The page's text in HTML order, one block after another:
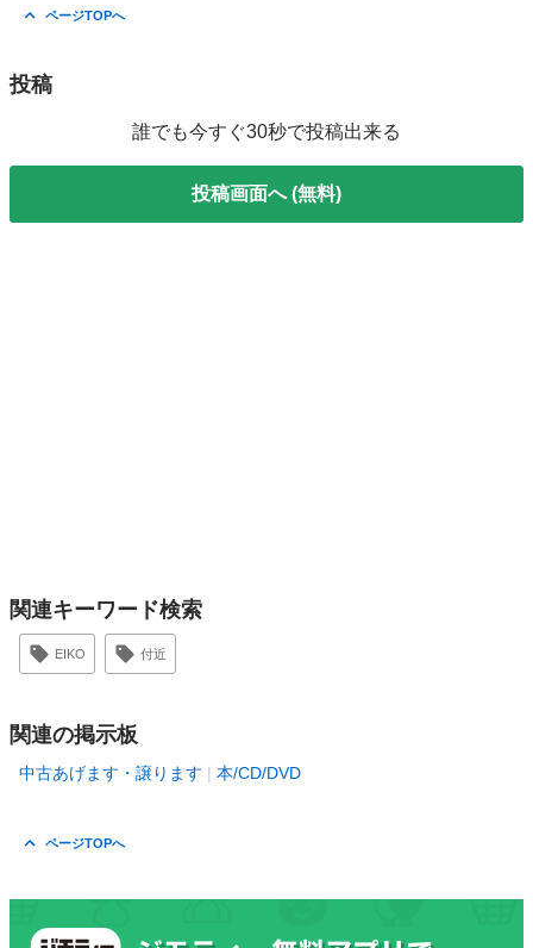
ページTOPへ
投稿
誰でも今すぐ30秒で投稿出来る
投稿画面へ (無料)
関連キーワード検索
EIKO 付近
関連の掲示板
中古あげます・譲ります 本/CD/DVD
ページTOPへ